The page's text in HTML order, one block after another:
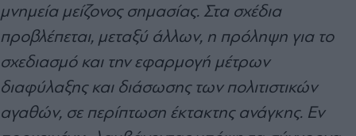
μνημεία μείζονος σημασίας. Στα σχέδια
προβλέπεται, μεταξύ άλλων, η πρόληψη για το
σχεδιασμό και την εφαρμογή μέτρων
διαφύλαξης και διάσωσης των πολιτιστικών
αγαθών, σε περίπτωση έκτακτης ανάγκης. Εν